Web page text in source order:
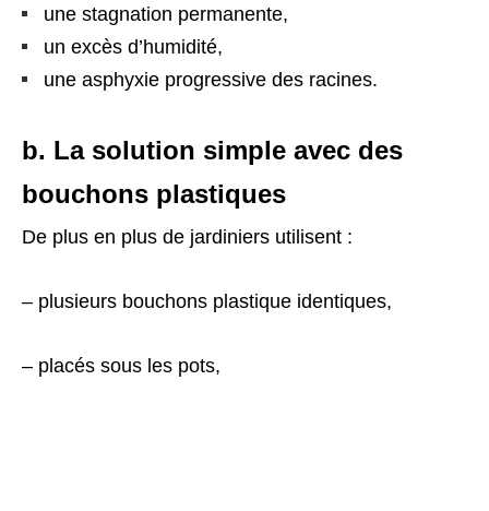
une stagnation permanente,
un excès d’humidité,
une asphyxie progressive des racines.
b. La solution simple avec des
bouchons plastiques
De plus en plus de jardiniers utilisent :
– plusieurs bouchons plastique identiques,
– placés sous les pots,